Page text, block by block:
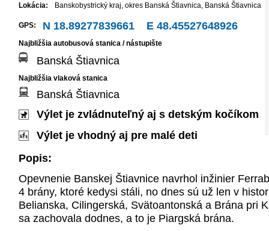
Lokácia: Banskobystrický kraj okres Banská Štiavnica Banská Štiavnica
GPS: N 18.89277839661 E 48.45527648926
Najbližšia autobusová stanica / nástupište
Banská Štiavnica
Najbližšia vlaková stanica
Banská Štiavnica
Výlet je zvládnuteľný aj s detským kočíkom
Výlet je vhodný aj pre malé deti
Popis:
Opevnenie Banskej Štiavnice navrhol inžinier
4 brány, ktoré kedysi stáli, no dnes sú už len v
Belianska, Cilingerská, Svätoantonská a Brána pri
sa zachovala dodnes, a to je Piargská brána.